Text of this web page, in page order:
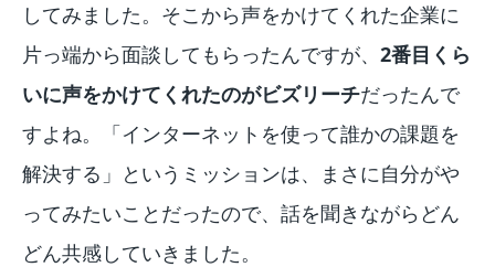
してみました。そこから声をかけてくれた企業に
片っ端から面談してもらったんですが、 2番目くら
いに声をかけてくれたのがビズリーチだったんで
すよね。「インターネットを使って誰かの課題を
解決する」というミッションは、まさに自分がや
ってみたいことだったので、話を聞きながらどん
どん共感していきました。